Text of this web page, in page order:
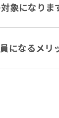
象になりま
になるメリ